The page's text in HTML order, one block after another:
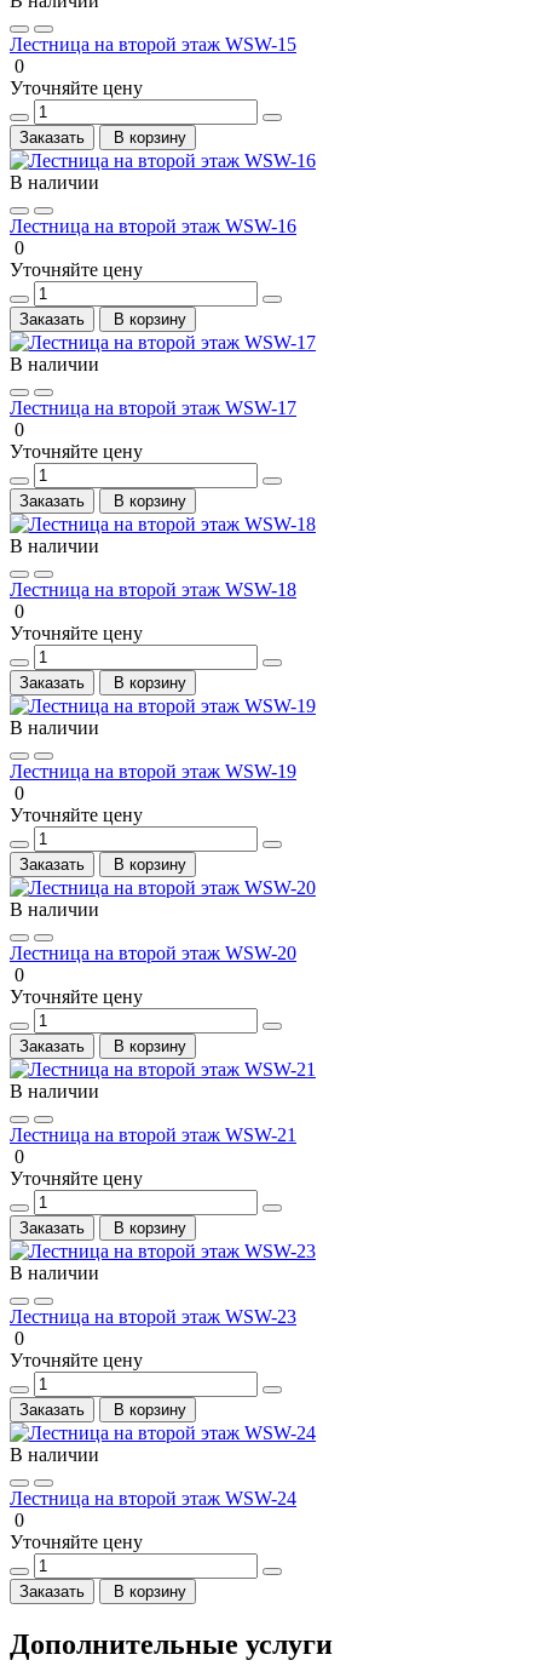
Лестница на второй этаж WSW-15
0
Уточняйте цену
Заказать В корзину
В наличии
Лестница на второй этаж WSW-16
0
Уточняйте цену
Заказать В корзину
В наличии
Лестница на второй этаж WSW-17
0
Уточняйте цену
Заказать В корзину
В наличии
Лестница на второй этаж WSW-18
0
Уточняйте цену
Заказать В корзину
В наличии
Лестница на второй этаж WSW-19
0
Уточняйте цену
Заказать В корзину
В наличии
Лестница на второй этаж WSW-20
0
Уточняйте цену
Заказать В корзину
В наличии
Лестница на второй этаж WSW-21
0
Уточняйте цену
Заказать В корзину
В наличии
Лестница на второй этаж WSW-23
0
Уточняйте цену
Заказать В корзину
В наличии
Лестница на второй этаж WSW-24
0
Уточняйте цену
Заказать В корзину
Дополнительные услуги